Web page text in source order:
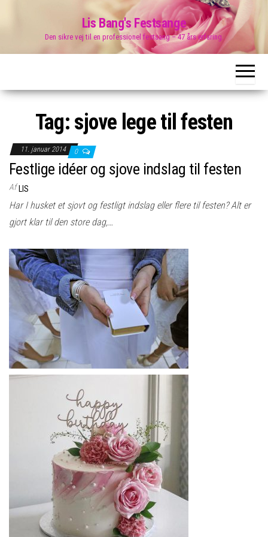
content
Lis Bang's Festsange
Den sikre vej til en professionel festsang – 47 års erfaring.
Tag: sjove lege til festen
11. januar 2014 0
Festlige idéer og sjove indslag til festen
Af LIS
Har I husket et sjovt og festligt indslag eller flere til festen? Alt er
gjort klar til den store dag,…